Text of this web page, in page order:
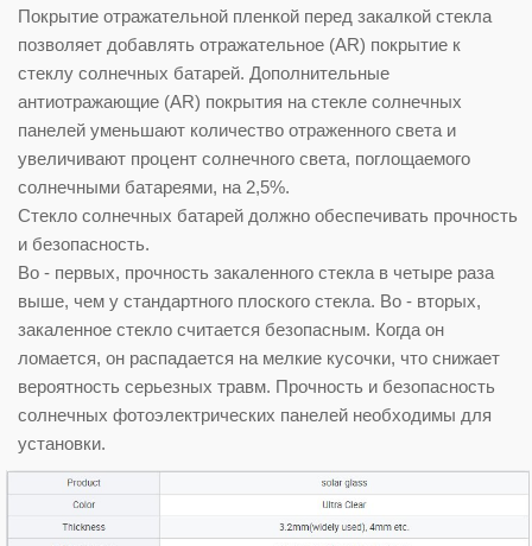
Покрытие отражательной пленкой перед закалкой стекла
позволяет добавлять отражательное (AR) покрытие к
стеклу солнечных батарей. Дополнительные
антиотражающие (AR) покрытия на стекле солнечных
панелей уменьшают количество отраженного света и
увеличивают процент солнечного света, поглощаемого
солнечными батареями, на 2,5%.
Стекло солнечных батарей должно обеспечивать прочность
и безопасность.
Во - первых, прочность закаленного стекла в четыре раза
выше, чем у стандартного плоского стекла. Во - вторых,
закаленное стекло считается безопасным. Когда он
ломается, он распадается на мелкие кусочки, что снижает
вероятность серьезных травм. Прочность и безопасность
солнечных фотоэлектрических панелей необходимы для
установки.